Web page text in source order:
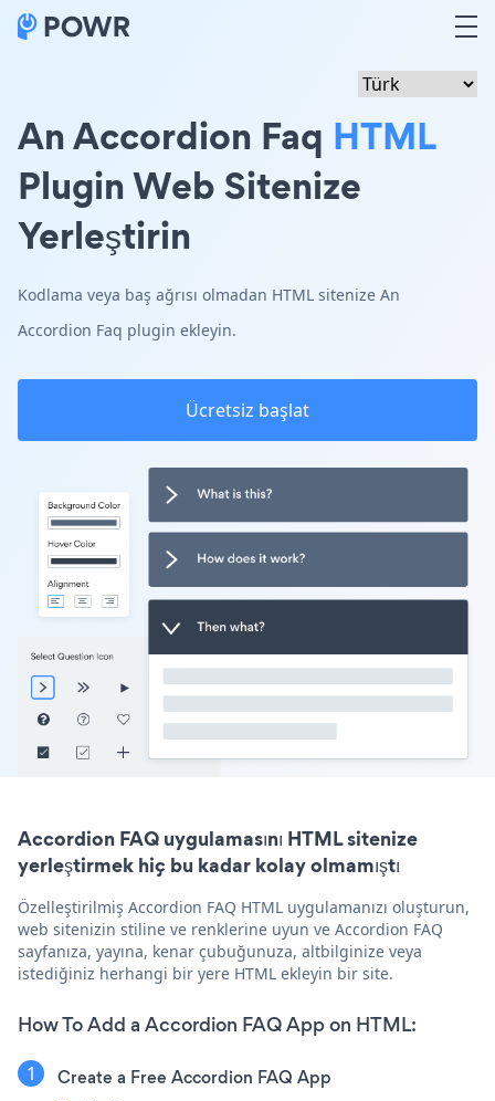
An Accordion Faq HTML
Plugin Web Sitenize
Yerleştirin
Kodlama veya baş ağrısı olmadan HTML sitenize An
Accordion Faq plugin ekleyin.
Ücretsiz başlat
Accordion FAQ uygulamasını HTML sitenize
yerleştirmek hiç bu kadar kolay olmamıştı
Özelleştirilmiş Accordion FAQ HTML uygulamanızı oluşturun,
web sitenizin stiline ve renklerine uyun ve Accordion FAQ
sayfanıza, yayına, kenar çubuğunuza, altbilginize veya
istediğiniz herhangi bir yere HTML ekleyin bir site.
How To Add a Accordion FAQ App on HTML:
Create a Free Accordion FAQ App